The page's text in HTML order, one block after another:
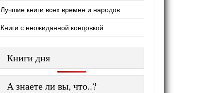
Лучшие книги всех времен и народов
Книги с неожиданной концовкой
Книги дня
А знаете ли вы, что..?